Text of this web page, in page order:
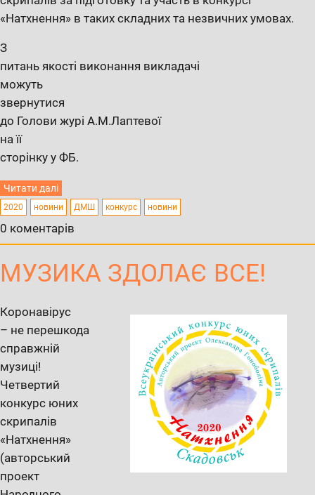
«Натхнення» в таких складних та незвичних умовах.
З
питань якості виконання викладачі
можуть
звернутися
до Голови журі А.М.Лаптевої
на її
сторінку у ФБ.
Читати далі
2020 новини ДМШ конкурс новини
0 коментарів
МУЗИКА ЗДОЛАЄ ВСЕ!
Коронавірус
– не перешкода
справжній
музиці!
Четвертий
конкурс юних
скрипалів
«Натхнення»
(авторський
проект